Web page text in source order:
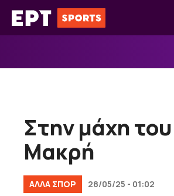
Μετάβαση
σε
Στην μάχη
Μακρή
ΑΛΛΑ ΣΠΟΡ 28/05/25 - 01:02